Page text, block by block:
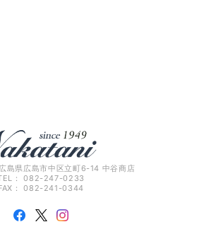
島県広島市中区立町6-14 中谷商店
： 082-247-0233
： 082-241-0344